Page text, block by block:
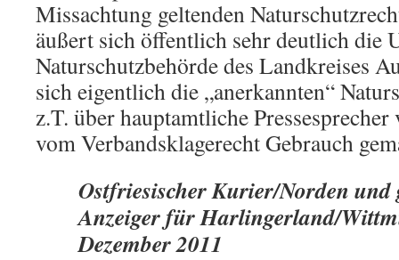
Missachtung geltenden
äußert sich öffentlich sehr deutlich die
Naturschutzbehörde des Landkreises
sich eigentlich die „anerkannten“
z.T. über hauptamtliche
vom Verbandsklagerecht Gebrauch
Ostfriesischer Kurier/Norden
Anzeiger für Harlingerland/
Dezember 2011